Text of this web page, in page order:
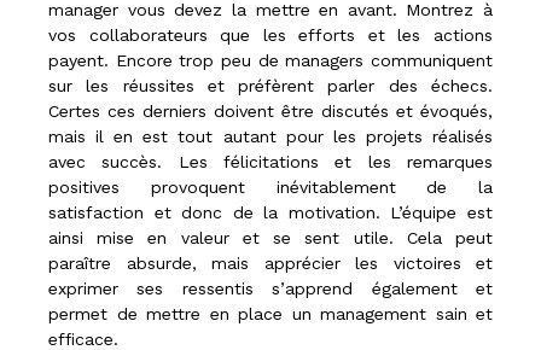
manager vous devez la mettre en avant. Montrez à
vos collaborateurs que les efforts et les actions
payent. Encore trop peu de managers communiquent
sur les réussites et préfèrent parler des échecs.
Certes ces derniers doivent être discutés et évoqués,
mais il en est tout autant pour les projets réalisés
avec succès. Les félicitations et les remarques
positives provoquent inévitablement de la
satisfaction et donc de la motivation. L’équipe est
ainsi mise en valeur et se sent utile. Cela peut
paraître absurde, mais apprécier les victoires et
exprimer ses ressentis s’apprend également et
permet de mettre en place un management sain et
efficace.